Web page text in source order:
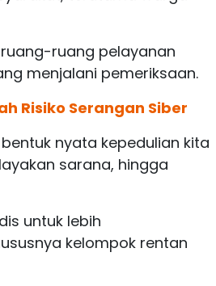
ruang pelayanan
menjalani pemeriksaan.
Risiko Serangan Siber
nyata kepedulian kita
sarana, hingga
untuk lebih
kelompok rentan